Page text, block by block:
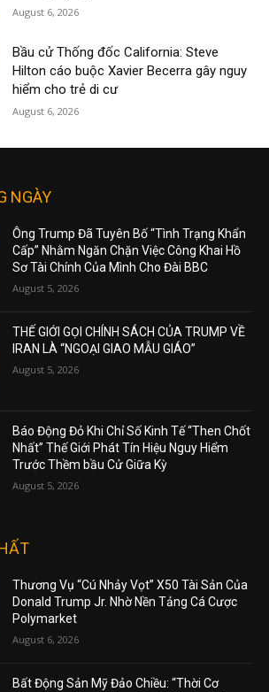
August 6, 2026
Bầu cử Thống đốc California: Steve
Hilton cáo buộc Xavier Becerra gây nguy
hiểm cho trẻ di cư
August 6, 2026
NGÀY
Ông Trump Đã Tuyên Bố “Tình Trạng Khẩn
Cấp” Nhằm Ngăn Chặn Việc Công Khai Hồ
Sơ Tài Chính Của Mình Cho Đài BBC
August 5, 2026
THẾ GIỚI GỌI CHÍNH SÁCH CỦA TRUMP VỀ
IRAN LÀ “NGOẠI GIAO MẪU GIÁO”
August 5, 2026
Báo Động Đỏ Khi Chỉ Số Kinh Tế “Then Chốt
Nhất” Thế Giới Phát Tín Hiệu Nguy Hiểm
Trước Thềm bầu Cử Giữa Kỳ
August 5, 2026
Thương Vụ “Cú Nhảy Vọt” X50 Tài Sản Của
Donald Trump Jr. Nhờ Nền Tảng Cá Cược
Polymarket
August 6, 2026
Bất Động Sản Mỹ Đảo Chiều: “Thời Cơ